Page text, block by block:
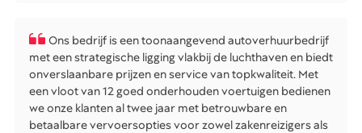
Ons bedrijf is een toonaangevend autoverhuurbedrijf
met een strategische ligging vlakbij de luchthaven en biedt
onverslaanbare prijzen en service van topkwaliteit. Met
een vloot van 12 goed onderhouden voertuigen bedienen
we onze klanten al twee jaar met betrouwbare en
betaalbare vervoersopties voor zowel zakenreizigers als